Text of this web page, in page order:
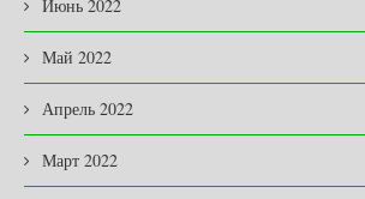
Июнь 2022
Май 2022
Апрель 2022
Март 2022